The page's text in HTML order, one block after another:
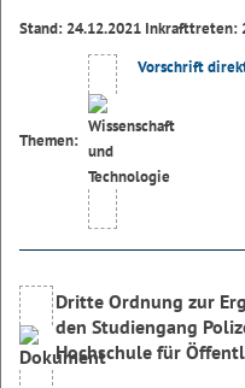
Stand: 24.12.2021 Inkrafttreten:
Themen:
Vorschrift
Dritte Ordnung zur
den Studiengang
Hochschule für